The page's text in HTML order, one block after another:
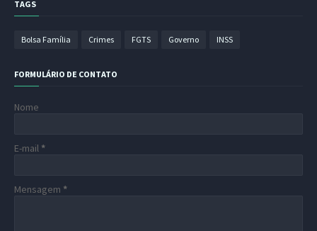
TAGS
Bolsa Família Crimes FGTS Governo INSS
FORMULÁRIO DE CONTATO
Nome
E-mail *
Mensagem *